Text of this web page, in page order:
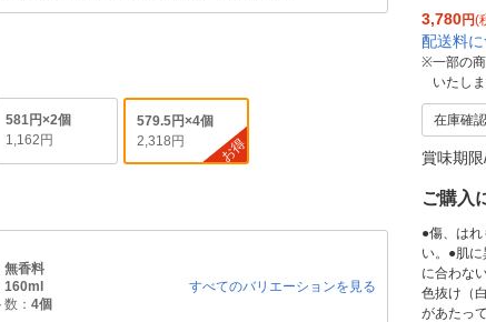
581円×2個
1,162円
579.5円×4個
2,318円
お得
無香料
160ml
： 4個
すべてのバリエーションを見る
3,780円(
配送料
※一部の
いたしま
在庫確
賞味期
ご購入
●傷、は
い。●肌
に合わな
色抜け（
があたっ